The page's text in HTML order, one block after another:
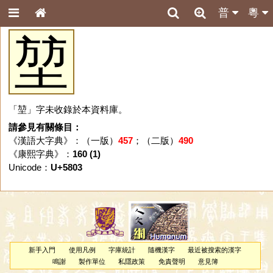
粵
普
堃
「堃」字未收錄於本資料庫。
請參見有關條目：
《漢語大字典》：（一版） 457；（二版） 490
《康熙字典》： 160 (1)
Unicode： U+5803
新手入門 使用凡例 字庫統計 隨機漢字
最近被搜索的漢字
鳴謝
製作單位 私隱政策 免責聲明 意見簿